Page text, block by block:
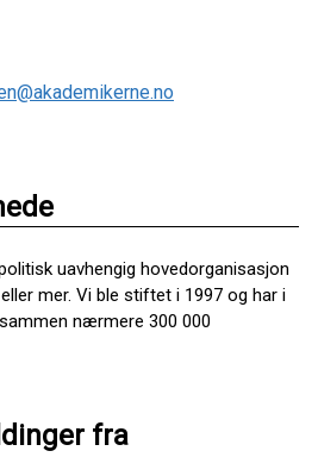
uavhengig hovedorganisasjon
mer. Vi ble stiftet i 1997 og har i
nærmere 300 000
fra